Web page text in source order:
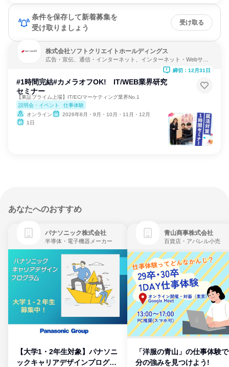
条件を保存して新着募集を
受け取りましょう
受け取る
株式会社ソフトクリエイトホールディングス
広告・宣伝、通信・インターネット、インターネット・Webサー
#1時間完結#カメラオフOK! IT/WEB業界研究
セミナー
【東証プライム上場】IT/EC/マーケティング業界No.1
説明会・イベント
仕事体験
オンライン
2026年8月・9月・10月・11月・12月
1日
締切：12月31日
あなたへのおすすめ
パナソニック株式会社
半導体・電子機器メーカー
【大学1・2年生対象】パナソニ
ックキャリアデザインプログラ
青山商事株式会社
百貨店・アパレル小売
「洋服の青山」の仕事体験
分の強みを見つけよう!